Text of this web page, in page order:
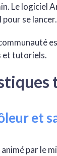
Le logiciel
se lancer.
et tutoriels.
et
animé par le